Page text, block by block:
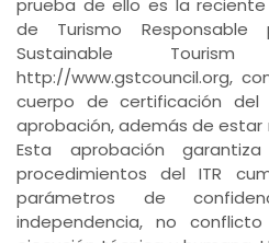
prueba de ello es la
de Turismo
Sustainable
http://www.gstcouncil.org,
cuerpo de certificación
aprobación, además de estar
Esta aprobación
procedimientos del ITR
parámetros de
independencia, no